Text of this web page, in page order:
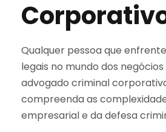
Qualquer pessoa que
legais no mundo dos
advogado criminal
compreenda as
empresarial e da defesa